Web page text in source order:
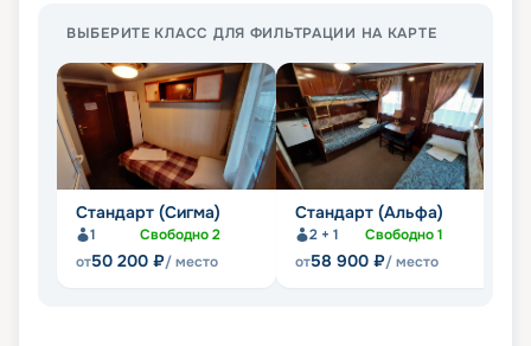
ВЫБЕРИТЕ КЛАСС ДЛЯ ФИЛЬТРАЦИИ НА КАРТЕ
Стандарт (Сигма)
1 Свободно2
от50 200 ₽/ место
Стандарт (Альфа)
2 + 1 Свободно1
от58 900 ₽/ место